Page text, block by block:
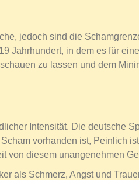
jedoch sind die
Jahrhundert, in dem es für
zu lassen und dem
Intensität. Die deutsche
vorhanden ist, Peinlich
von diesem unangenehmen
als Schmerz, Angst und